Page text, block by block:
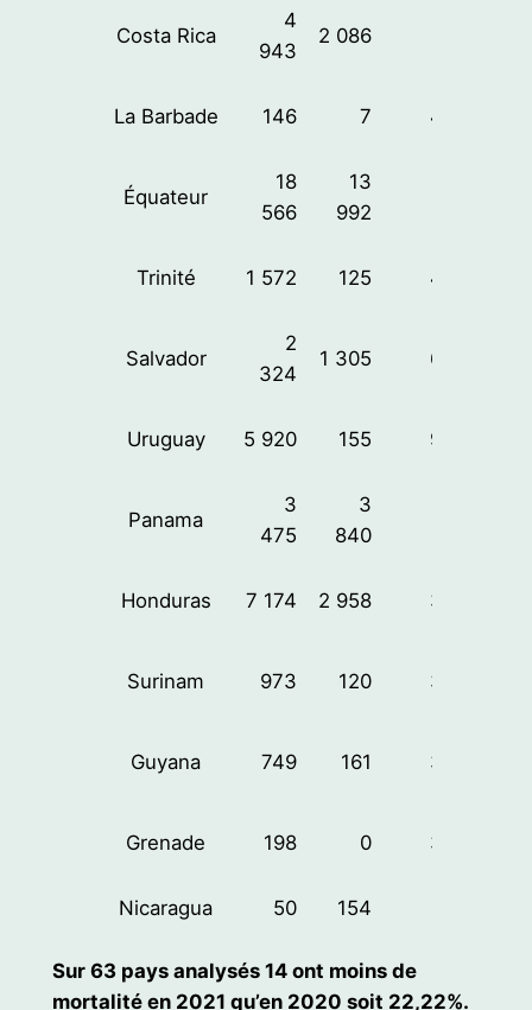
Costa Rica
4
943
2 086
La Barbade 146 7 47%
Équateur
18
566
13
992
Trinité 1 572 125 43%
Salvador
2
324
1 305 64%
Uruguay 5 920 155 93%
Panama
3
475
3
840
Honduras 7 174 2 958 36%
Surinam 973 120 38%
Guyana 749 161 39%
Grenade 198 0 30%
Nicaragua 50 154
Sur 63 pays analysés 14 ont moins de
mortalité en 2021 qu’en 2020 soit 22,22%.